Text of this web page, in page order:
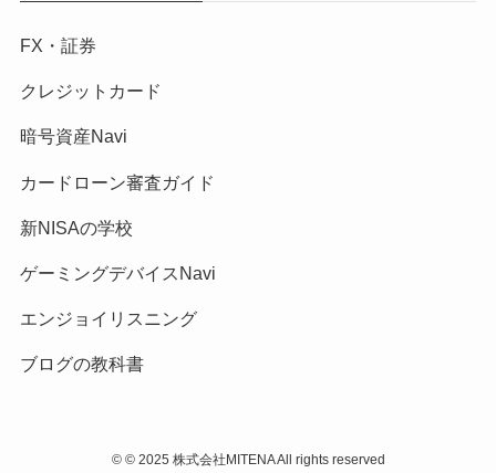
FX・証券
クレジットカード
暗号資産Navi
カードローン審査ガイド
新NISAの学校
ゲーミングデバイスNavi
エンジョイリスニング
ブログの教科書
©© 2025 株式会社MITENA All rights reserved